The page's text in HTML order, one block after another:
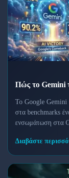
Πώς το Gemini
Το Google Gemini
στα benchmarks
ενσωμάτωση στα
Διαβάστε